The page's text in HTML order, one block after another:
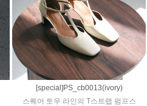
[special]PS_cb0013(ivory)
스퀘어 토우 라인의 T스트랩 펌프스